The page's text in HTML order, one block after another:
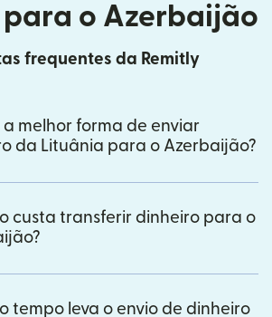
para o Azerbaijão
frequentes da Remitly
a melhor forma de enviar
da Lituânia para o Azerbaijão?
custa transferir dinheiro para o
tempo leva o envio de dinheiro